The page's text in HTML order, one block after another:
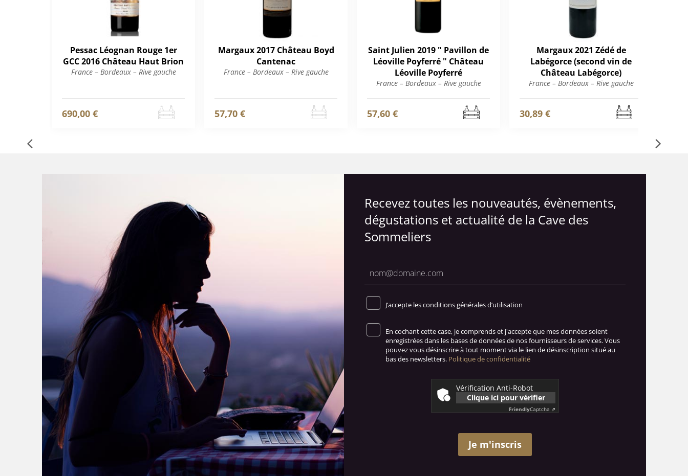
Pessac Léognan Rouge 1er
GCC 2016 Château Haut Brion
France – Bordeaux – Rive gauche
690,00 €
Margaux 2017 Château Boyd
Cantenac
France – Bordeaux – Rive gauche
57,70 €
Saint Julien 2019 " Pavillon de
Léoville Poyferré " Château
Léoville Poyferré
France – Bordeaux – Rive gauche
57,60 €
Margaux 2021 Zédé de
Labégorce (second vin de
Château Labégorce)
France – Bordeaux – Rive gauche
30,89 €
Recevez toutes les nouveautés, évènements,
dégustations et actualité de la Cave des
Sommeliers
J’accepte les conditions générales d’utilisation
En cochant cette case, je comprends et j'accepte que mes données soient
enregistrées dans les bases de données de nos fournisseurs de services. Vous
pouvez vous désinscrire à tout moment via le lien de désinscription situé au
bas des newsletters. Politique de confidentialité
Vérification Anti-Robot
Clique ici pour vérifier
FriendlyCaptcha ⇗
Je m'inscris